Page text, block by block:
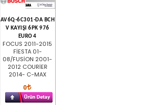
AV6Q-6C301-DA BCH
V KAYIŞI 6PK 976
EURO 4
FOCUS 2011-2015
FİESTA 01-
08/FUSİON 2001-
2012 COURİER
2014- C-MAX
0